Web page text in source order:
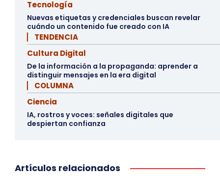
Tecnología
Nuevas etiquetas y credenciales buscan revelar
cuándo un contenido fue creado con IA
▏ TENDENCIA
Cultura Digital
De la información a la propaganda: aprender a
distinguir mensajes en la era digital
▏ COLUMNA
Ciencia
IA, rostros y voces: señales digitales que
despiertan confianza
Artículos relacionados